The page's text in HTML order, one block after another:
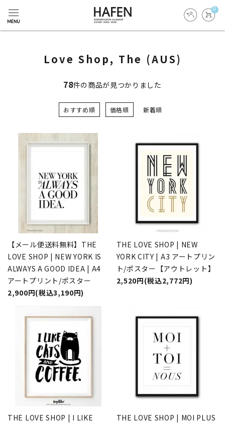
0
Love Shop, The (AUS)
78件の商品が見つかりました
おすすめ順 価格順 新着順
【メール便送料無料】THE
LOVE SHOP | NEW YORK IS
ALWAYS A GOOD IDEA | A4
アートプリント/ポスター
2,900円(税込3,190円)
THE LOVE SHOP | NEW
YORK CITY | A3 アートプリン
ト/ポスター【アウトレット】
2,520円(税込2,772円)
THE LOVE SHOP | I LIKE
THE LOVE SHOP | MOI PLUS